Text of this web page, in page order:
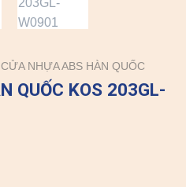
CỬA NHỰA ABS HÀN QUỐC
QUỐC KOS 203GL-